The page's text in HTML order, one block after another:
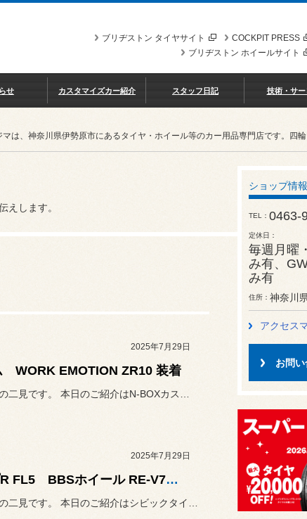
COCKPIT PRESS
ブリヂストン タイヤサイト
ブリヂストン ホイールサイト
せ カスタマイズカー紹介 スタッフ日記 技術・サー
は、神奈川県伊勢原市にあるタイヤ・ホイール等のカー用品専門店です。四
えします。
2025年7月29日
WORK EMOTION ZR10 装着
2025年7月29日
シビックタイプR FL5 BBSホイール RE-V7装着・四輪アライメント
ショップ情報
TEL 0463-
定休日
毎週月曜
み有、
み有
住所 神奈川
アクセス
お問